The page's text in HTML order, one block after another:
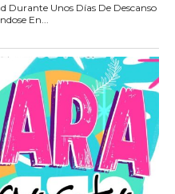
Durante Unos Días De Descanso
En...